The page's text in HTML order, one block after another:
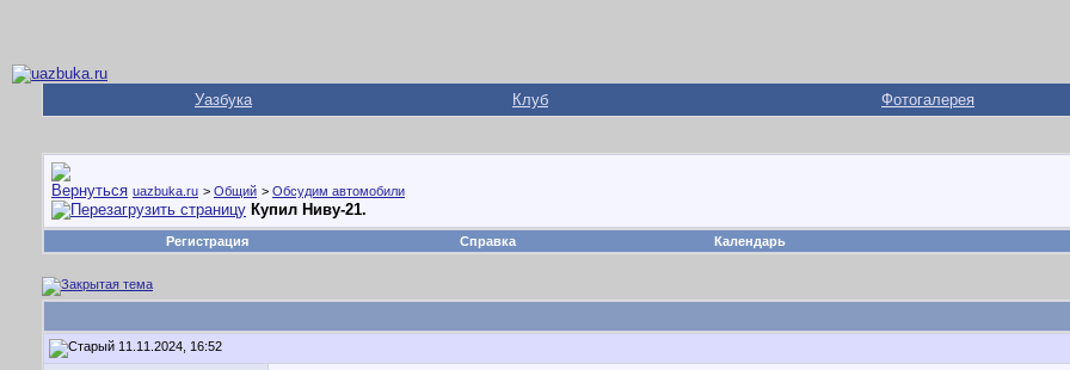
Уазбука Клуб Фотогалерея
uazbuka.ru > Общий > Обсудим автомобили
Купил Ниву-21.
Регистрация Справка Календарь
11.11.2024, 16:52